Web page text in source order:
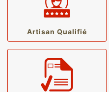
Artisan Qualifié